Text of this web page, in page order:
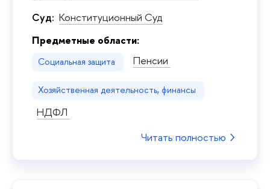
Суд: Конституционный Суд
Предметные области:
Социальная защита Пенсии
Хозяйственная деятельность, финансы
НДФЛ
Читать полностью